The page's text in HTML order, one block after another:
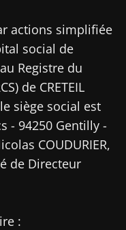
actions simplifiée
social de
Registre du
de CRETEIL
siège social est
- 94250 Gentilly -
COUDURIER,
de Directeur
: